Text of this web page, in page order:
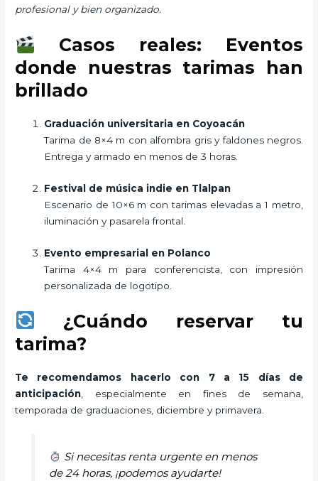
profesional y bien organizado.
Casos reales: Eventos
donde nuestras tarimas han
brillado
Graduación universitaria en Coyoacán
Tarima de 8×4 m con alfombra gris y faldones negros.
Entrega y armado en menos de 3 horas.
Festival de música indie en Tlalpan
Escenario de 10×6 m con tarimas elevadas a 1 metro,
iluminación y pasarela frontal.
Evento empresarial en Polanco
Tarima 4×4 m para conferencista, con impresión
personalizada de logotipo.
¿Cuándo reservar tu
tarima?
Te recomendamos hacerlo con 7 a 15 días de
anticipación , especialmente en fines de semana,
temporada de graduaciones, diciembre y primavera.
Si necesitas renta urgente en menos
de 24 horas, ¡podemos ayudarte!